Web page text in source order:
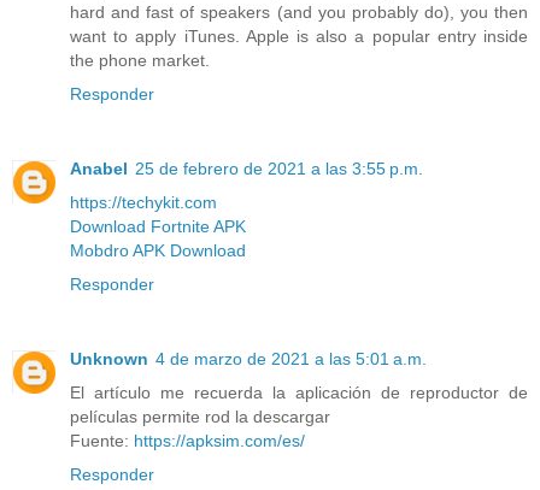
hard and fast of speakers (and you probably do), you then
want to apply iTunes. Apple is also a popular entry inside
the phone market.
Responder
Anabel 25 de febrero de 2021 a las 3:55 p.m.
https://techykit.com
Download Fortnite APK
Mobdro APK Download
Responder
Unknown 4 de marzo de 2021 a las 5:01 a.m.
El artículo me recuerda la aplicación de reproductor de
películas permite rod la descargar
Fuente: https://apksim.com/es/
Responder